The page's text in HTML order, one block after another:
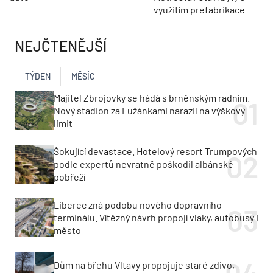
využitím prefabrikace
NEJČTENĚJŠÍ
TÝDEN MĚSÍC
Majitel Zbrojovky se hádá s brněnským radním.
Nový stadion za Lužánkami narazil na výškový
limit
Šokující devastace. Hotelový resort Trumpových
podle expertů nevratně poškodil albánské
pobřeží
Liberec zná podobu nového dopravního
terminálu. Vítězný návrh propojí vlaky, autobusy i
město
Dům na břehu Vltavy propojuje staré zdivo,